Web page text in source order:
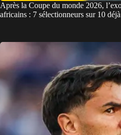
Après la Coupe du monde 2026,
africains : 7 sélectionneurs sur 10